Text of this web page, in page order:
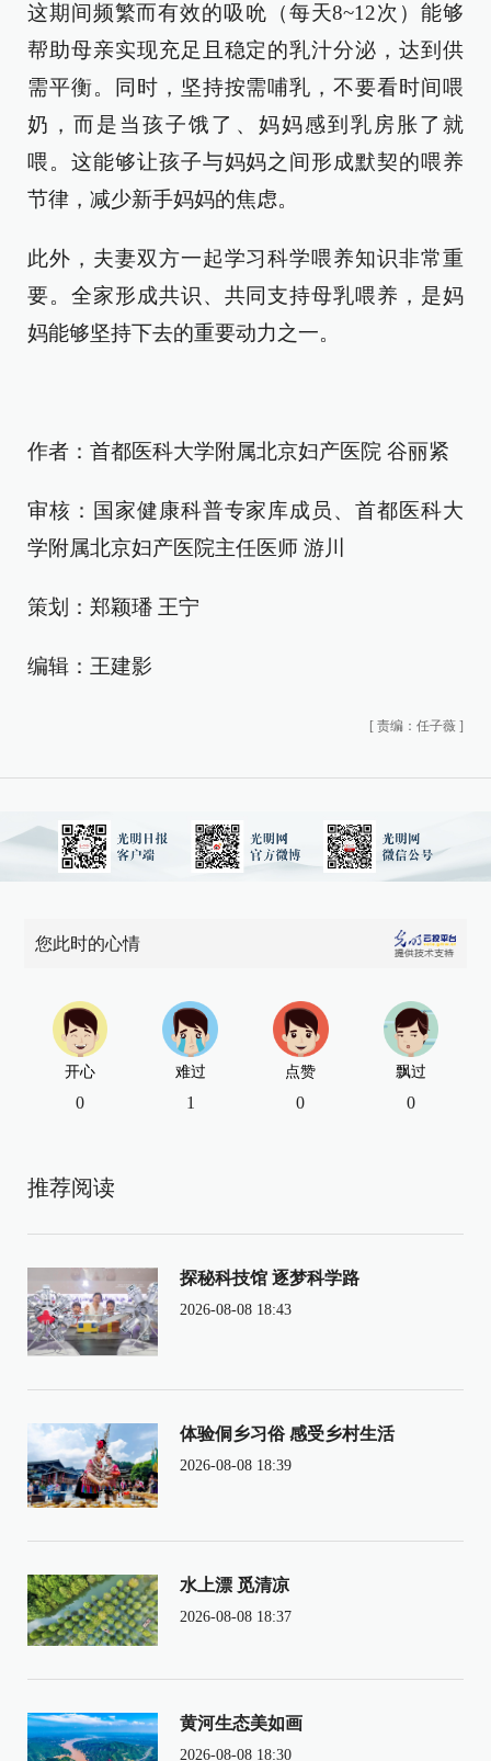
这期间频繁而有效的吸吮（每天8~12次）能够
帮助母亲实现充足且稳定的乳汁分泌，达到供
需平衡。同时，坚持按需哺乳，不要看时间喂
奶，而是当孩子饿了、妈妈感到乳房胀了就
喂。这能够让孩子与妈妈之间形成默契的喂养
节律，减少新手妈妈的焦虑。
此外，夫妻双方一起学习科学喂养知识非常重
要。全家形成共识、共同支持母乳喂养，是妈
妈能够坚持下去的重要动力之一。
作者：首都医科大学附属北京妇产医院 谷丽紧
审核：国家健康科普专家库成员、首都医科大
学附属北京妇产医院主任医师 游川
策划：郑颖璠 王宁
编辑：王建影
[ 责编：任子薇 ]
您此时的心情
开心
0
难过
1
点赞
0
飘过
0
推荐阅读
探秘科技馆 逐梦科学路
2026-08-08 18:43
体验侗乡习俗 感受乡村生活
2026-08-08 18:39
水上漂 觅清凉
2026-08-08 18:37
黄河生态美如画
2026-08-08 18:30